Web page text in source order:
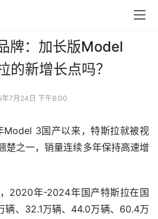
牌：加长版Model
的新增长点吗？
7月24日 下午8:00
Model 3国产以来，特斯拉就被视
楚之一，销量连续多年保持高速增
2020年-2024年国产特斯拉在国
辆、32.1万辆、44.0万辆、60.4万